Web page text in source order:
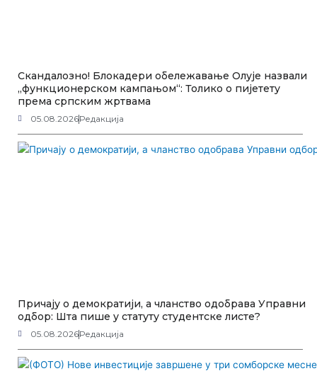
Скандалозно! Блокадери обележавање Олује назвали
„функционерском кампањом“: Толико о пијетету
према српским жртвама
05.08.2026Редакција
Причају о демократији, а чланство одобрава Управни
одбор: Шта пише у статуту студентске листе?
05.08.2026Редакција